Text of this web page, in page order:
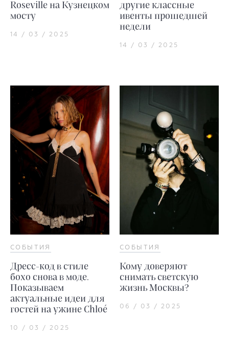
Roseville на Кузнецком
мосту
14 / 03 / 2025
другие классные
ивенты прошедшей
недели
14 / 03 / 2025
СОБЫТИЯ
Дресс-код в стиле
бохо снова в моде.
Показываем
актуальные идеи для
гостей на ужине Chloé
10 / 03 / 2025
СОБЫТИЯ
Кому доверяют
снимать светскую
жизнь Москвы?
06 / 03 / 2025